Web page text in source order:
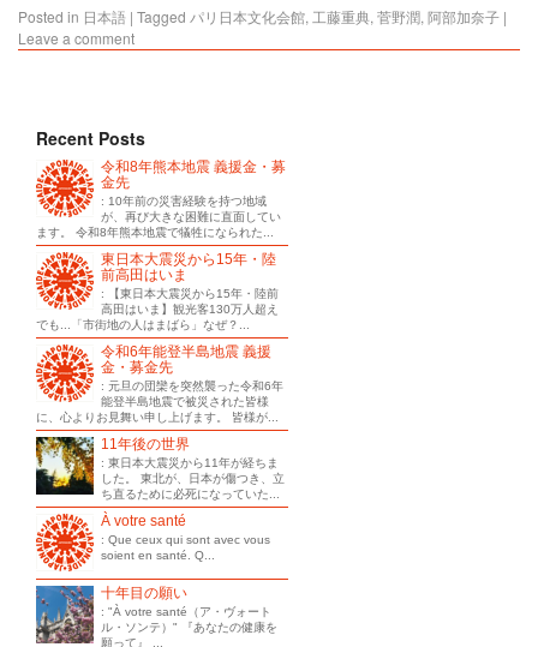
Posted in 日本語 | Tagged パリ日本文化会館, 工藤重典, 菅野潤, 阿部加奈子 |
Leave a comment
Recent Posts
令和8年熊本地震 義援金・募
金先
: 10年前の災害経験を持つ地域
が、再び大きな困難に直面してい
ます。 令和8年熊本地震で犠牲になられた...
東日本大震災から15年・陸
前高田はいま
: 【東日本大震災から15年・陸前
高田はいま】観光客130万人超え
でも...「市街地の人はまばら」なぜ？...
令和6年能登半島地震 義援
金・募金先
: 元旦の団欒を突然襲った令和6年
能登半島地震で被災された皆様
に、心よりお見舞い申し上げます。 皆様が...
11年後の世界
: 東日本大震災から11年が経ちま
した。 東北が、日本が傷つき、立
ち直るために必死になっていた...
À votre santé
: Que ceux qui sont avec vous
soient en santé. Q...
十年目の願い
: "À votre santé（ア・ヴォート
ル・ソンテ）" 『あなたの健康を
願って』 ...